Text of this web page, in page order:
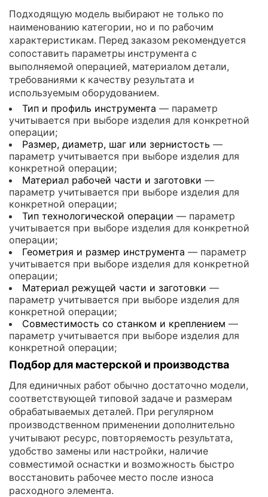
Подходящую модель выбирают не только по
наименованию категории, но и по рабочим
характеристикам. Перед заказом рекомендуется
сопоставить параметры инструмента с
выполняемой операцией, материалом детали,
требованиями к качеству результата и
используемым оборудованием.
Тип и профиль инструмента — параметр
учитывается при выборе изделия для конкретной
операции;
Размер, диаметр, шаг или зернистость —
параметр учитывается при выборе изделия для
конкретной операции;
Материал рабочей части и заготовки —
параметр учитывается при выборе изделия для
конкретной операции;
Тип технологической операции — параметр
учитывается при выборе изделия для конкретной
операции;
Геометрия и размер инструмента — параметр
учитывается при выборе изделия для конкретной
операции;
Материал режущей части и заготовки —
параметр учитывается при выборе изделия для
конкретной операции;
Совместимость со станком и креплением —
параметр учитывается при выборе изделия для
конкретной операции;
Подбор для мастерской и производства
Для единичных работ обычно достаточно модели,
соответствующей типовой задаче и размерам
обрабатываемых деталей. При регулярном
производственном применении дополнительно
учитывают ресурс, повторяемость результата,
удобство замены или настройки, наличие
совместимой оснастки и возможность быстро
восстановить рабочее место после износа
расходного элемента.